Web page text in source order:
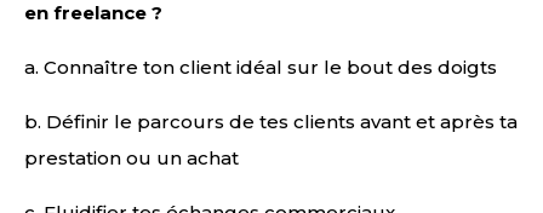
en freelance ?
a. Connaître ton client idéal sur le bout des doigts
b. Définir le parcours de tes clients avant et après ta
prestation ou un achat